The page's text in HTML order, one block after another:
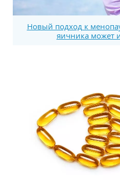
Новый подход к
яичника может